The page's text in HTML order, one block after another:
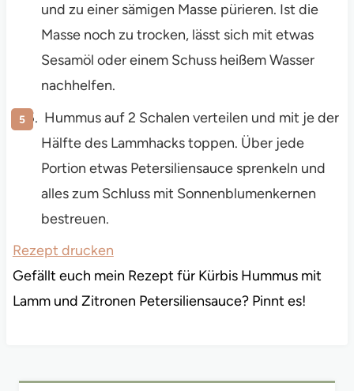
und zu einer sämigen Masse pürieren. Ist die
Masse noch zu trocken, lässt sich mit etwas
Sesamöl oder einem Schuss heißem Wasser
nachhelfen.
Hummus auf 2 Schalen verteilen und mit je der
Hälfte des Lammhacks toppen. Über jede
Portion etwas Petersiliensauce sprenkeln und
alles zum Schluss mit Sonnenblumenkernen
bestreuen.
Rezept drucken
Gefällt euch mein Rezept für Kürbis Hummus mit
Lamm und Zitronen Petersiliensauce? Pinnt es!